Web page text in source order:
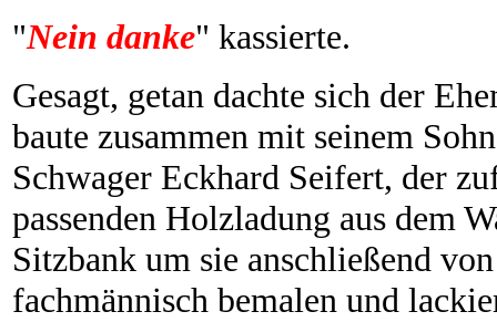
"Nein danke" kassierte.
Gesagt, getan dachte sich der
baute zusammen mit seinem
Schwager Eckhard Seifert, der
passenden Holzladung aus dem
Sitzbank um sie anschließend
fachmännisch bemalen und